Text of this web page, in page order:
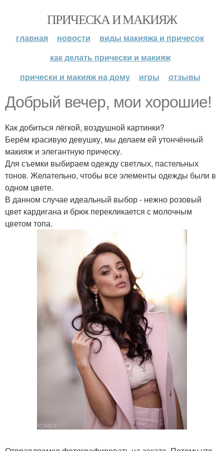
ПРИЧЕСКА И МАКИЯЖ
главная новости
виды макияжа и причесок
как делать прически и макияж
прически и макияж на дому
игры отзывы
Добрый вечер, мои хорошие!
Как добиться лёгкой, воздушной картинки?
Берём красивую девушку, мы делаем ей утончённый
макияж и элегантную прическу.
Для съемки выбираем одежду светлых, пастельных
тонов. Желательно, чтобы все элементы одежды были в
одном цвете.
В данном случае идеальный выбор - нежно розовый
цвет кардигана и брюк перекликается с молочным
цветом топа.